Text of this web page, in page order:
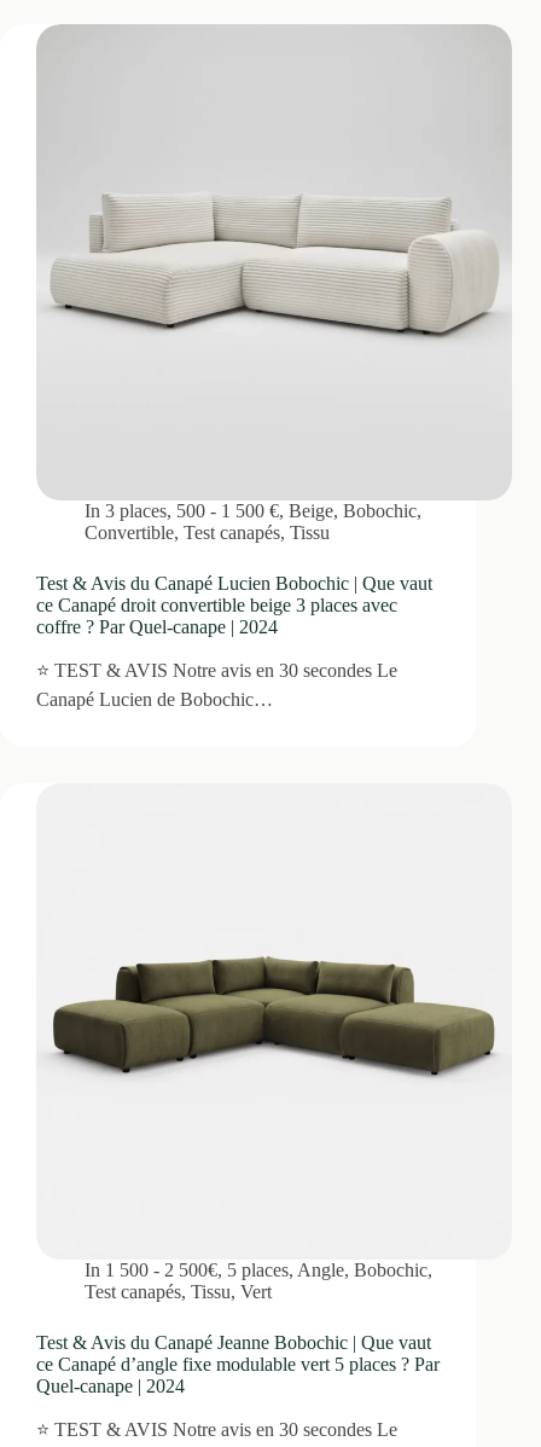
In 3 places, 500 - 1 500 €,Beige,Bobochic,
Convertible, Test canapés, Tissu
Test & Avis du Canapé Lucien Bobochic | Que vaut
ce Canapé droit convertible beige 3 places avec
coffre ? Par Quel-canape | 2024
⭐ TEST & AVIS Notre avis en 30 secondes Le
Canapé Lucien de Bobochic…
In 1 500 - 2 500€, 5 places,Angle,Bobochic,
Test canapés, Tissu, Vert
Test & Avis du Canapé Jeanne Bobochic | Que vaut
ce Canapé d’angle fixe modulable vert 5 places ? Par
Quel-canape | 2024
⭐ TEST & AVIS Notre avis en 30 secondes Le